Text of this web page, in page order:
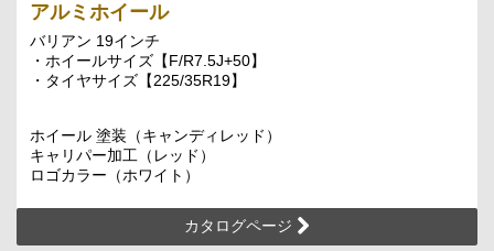
アルミホイール
バリアン 19インチ
・ホイールサイズ【F/R7.5J+50】
・タイヤサイズ【225/35R19】
ホイール 塗装（キャンディレッド）
キャリパー加工（レッド）
ロゴカラー（ホワイト）
カタログページ